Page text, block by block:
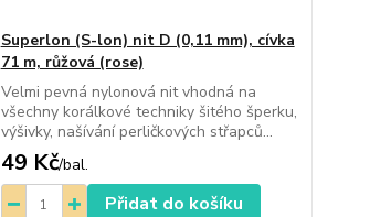
Superlon (S-lon) nit D (0,11 mm), cívka
71 m, růžová (rose)
Velmi pevná nylonová nit vhodná na
všechny korálkové techniky šitého šperku,
výšivky, našívání perličkových střapců...
49 Kč/bal.
Přidat do košíku